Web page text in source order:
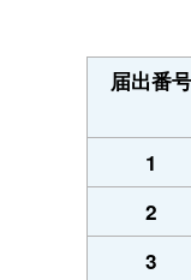
届出番号
1
2
3